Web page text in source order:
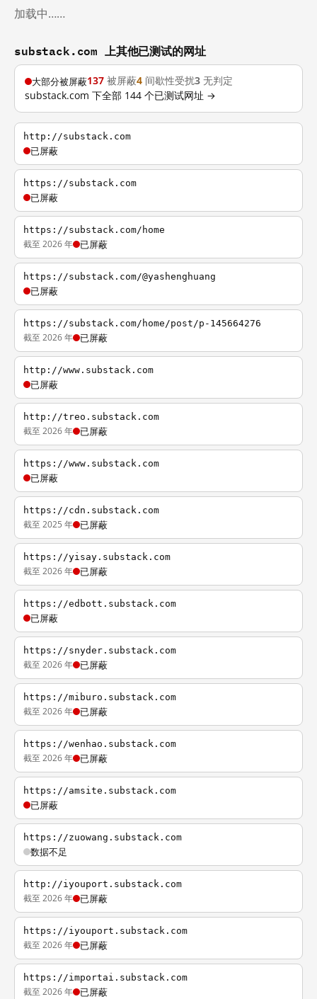
加载中……
substack.com 上其他已测试的网址
大部分被屏蔽137 被屏蔽4 间歇性受扰3 无判定
substack.com 下全部 144 个已测试网址 →
http://substack.com
已屏蔽
https://substack.com
已屏蔽
https://substack.com/home
截至 2026 年 已屏蔽
https://substack.com/@yashenghuang
已屏蔽
https://substack.com/home/post/p-145664276
截至 2026 年 已屏蔽
http://www.substack.com
已屏蔽
http://treo.substack.com
截至 2026 年 已屏蔽
https://www.substack.com
已屏蔽
https://cdn.substack.com
截至 2025 年 已屏蔽
https://yisay.substack.com
截至 2026 年 已屏蔽
https://edbott.substack.com
已屏蔽
https://snyder.substack.com
截至 2026 年 已屏蔽
https://miburo.substack.com
截至 2026 年 已屏蔽
https://wenhao.substack.com
截至 2026 年 已屏蔽
https://amsite.substack.com
已屏蔽
https://zuowang.substack.com
数据不足
http://iyouport.substack.com
截至 2026 年 已屏蔽
https://iyouport.substack.com
截至 2026 年 已屏蔽
https://importai.substack.com
截至 2026 年 已屏蔽